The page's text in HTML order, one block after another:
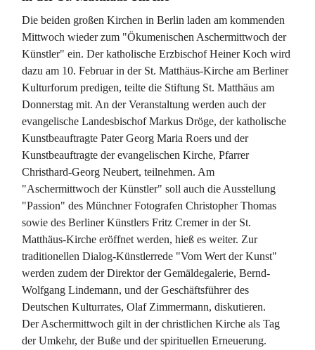
Die beiden großen Kirchen in Berlin laden am kommenden
Mittwoch wieder zum "Ökumenischen Aschermittwoch der
Künstler" ein. Der katholische Erzbischof Heiner Koch wird
dazu am 10. Februar in der St. Matthäus-Kirche am Berliner
Kulturforum predigen, teilte die Stiftung St. Matthäus am
Donnerstag mit. An der Veranstaltung werden auch der
evangelische Landesbischof Markus Dröge, der katholische
Kunstbeauftragte Pater Georg Maria Roers und der
Kunstbeauftragte der evangelischen Kirche, Pfarrer
Christhard-Georg Neubert, teilnehmen. Am
"Aschermittwoch der Künstler" soll auch die Ausstellung
"Passion" des Münchner Fotografen Christopher Thomas
sowie des Berliner Künstlers Fritz Cremer in der St.
Matthäus-Kirche eröffnet werden, hieß es weiter. Zur
traditionellen Dialog-Künstlerrede "Vom Wert der Kunst"
werden zudem der Direktor der Gemäldegalerie, Bernd-
Wolfgang Lindemann, und der Geschäftsführer des
Deutschen Kulturrates, Olaf Zimmermann, diskutieren.
Der Aschermittwoch gilt in der christlichen Kirche als Tag
der Umkehr, der Buße und der spirituellen Erneuerung.